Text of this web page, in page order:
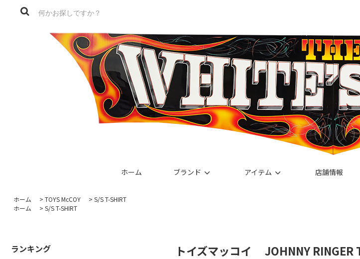
ホーム ブランド アイテム 店舗情報
ホーム > TOYS McCOY > S/S T-SHIRT
ホーム
> S/S T-SHIRT
ランキング トイズマッコイ JOHNNY